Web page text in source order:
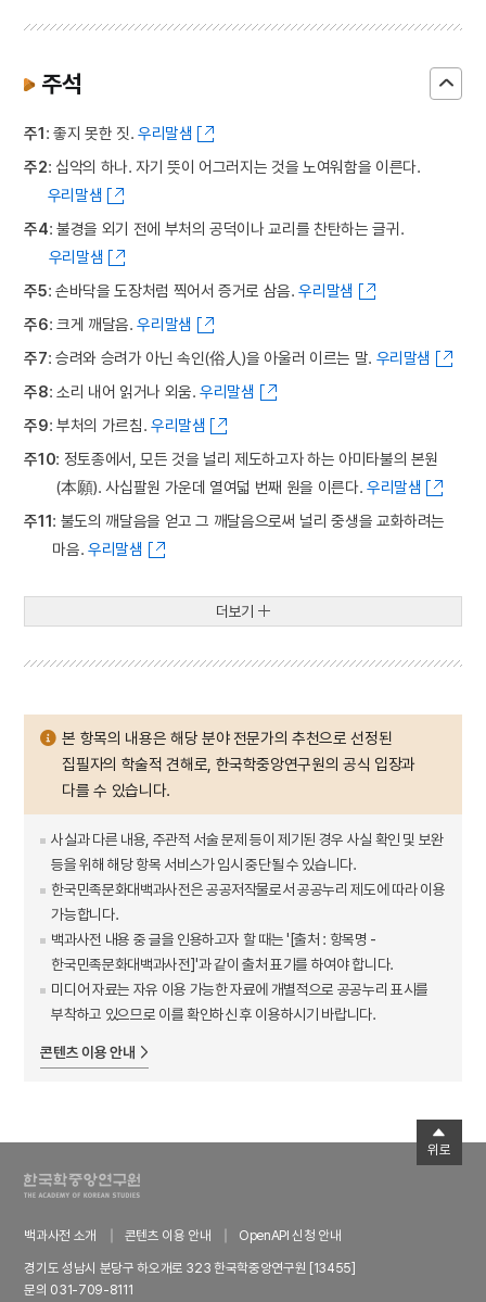
주석
주1: 좋지 못한 짓. 우리말샘
주2: 십악의 하나. 자기 뜻이 어그러지는 것을 노여워함을 이른다.
우리말샘
주4: 불경을 외기 전에 부처의 공덕이나 교리를 찬탄하는 글귀.
우리말샘
주5: 손바닥을 도장처럼 찍어서 증거로 삼음.우리말샘
주6: 크게 깨달음.우리말샘
주7: 승려와 승려가 아닌 속인(俗人)을 아울러 이르는 말. 우리말샘
주8: 소리 내어 읽거나 외움.우리말샘
주9: 부처의 가르침. 우리말샘
주10: 정토종에서, 모든 것을 널리 제도하고자 하는 아미타불의 본원
(本願). 사십팔원 가운데 열여덟 번째 원을 이른다. 우리말샘
주11: 불도의 깨달음을 얻고 그 깨달음으로써 널리 중생을 교화하려는
마음. 우리말샘
더보기
본 항목의 내용은 해당 분야 전문가의 추천으로 선정된
집필자의 학술적 견해로, 한국학중앙연구원의 공식 입장과
다를 수 있습니다.
사실과 다른 내용, 주관적 서술 문제 등이 제기된 경우 사실 확인 및 보완
등을 위해 해당 항목 서비스가 임시 중단될 수 있습니다.
한국민족문화대백과사전은 공공저작물로서 공공누리 제도에 따라 이용
가능합니다.
백과사전 내용 중 글을 인용하고자 할 때는 '[출처 : 항목명 -
한국민족문화대백과사전]'과 같이 출처 표기를 하여야 합니다.
미디어 자료는 자유 이용 가능한 자료에 개별적으로 공공누리 표시를
부착하고 있으므로 이를 확인하신 후 이용하시기 바랍니다.
콘텐츠 이용 안내
백과사전 소개 콘텐츠 이용 안내
OpenAPI 신청 안내
경기도 성남시 분당구 하오개로 323 한국학중앙연구원 [13455]
문의 031-709-8111
위로